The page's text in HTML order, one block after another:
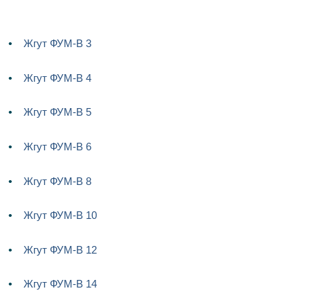
Жгут ФУМ-В 3
Жгут ФУМ-В 4
Жгут ФУМ-В 5
Жгут ФУМ-В 6
Жгут ФУМ-В 8
Жгут ФУМ-В 10
Жгут ФУМ-В 12
Жгут ФУМ-В 14